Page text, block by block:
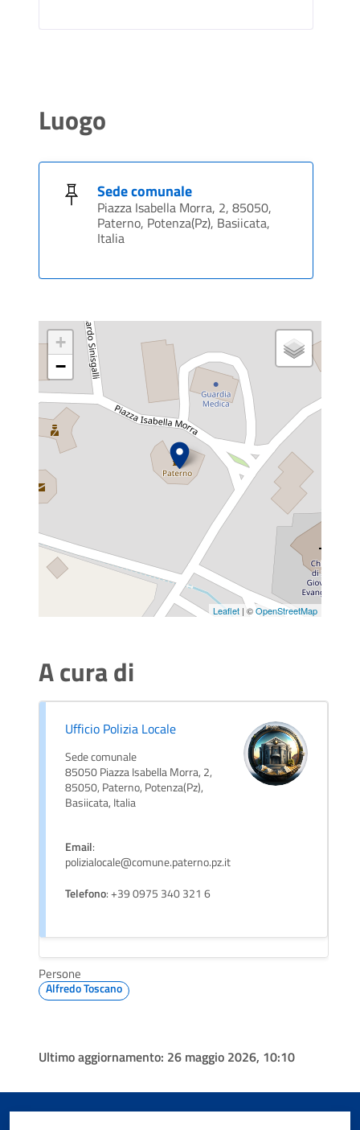
Luogo
Sede comunale
Piazza Isabella Morra, 2, 85050,
Paterno, Potenza(Pz), Basiicata,
Italia
+
−
Leaflet | ©OpenStreetMap
A cura di
Ufficio Polizia Locale
Sede comunale
85050 Piazza Isabella Morra, 2,
85050, Paterno, Potenza(Pz),
Basiicata, Italia
Email:
polizialocale@comune.paterno.pz.it
Telefono: +39 0975 340 321 6
Persone
Alfredo Toscano
Ultimo aggiornamento: 26 maggio 2026, 10:10